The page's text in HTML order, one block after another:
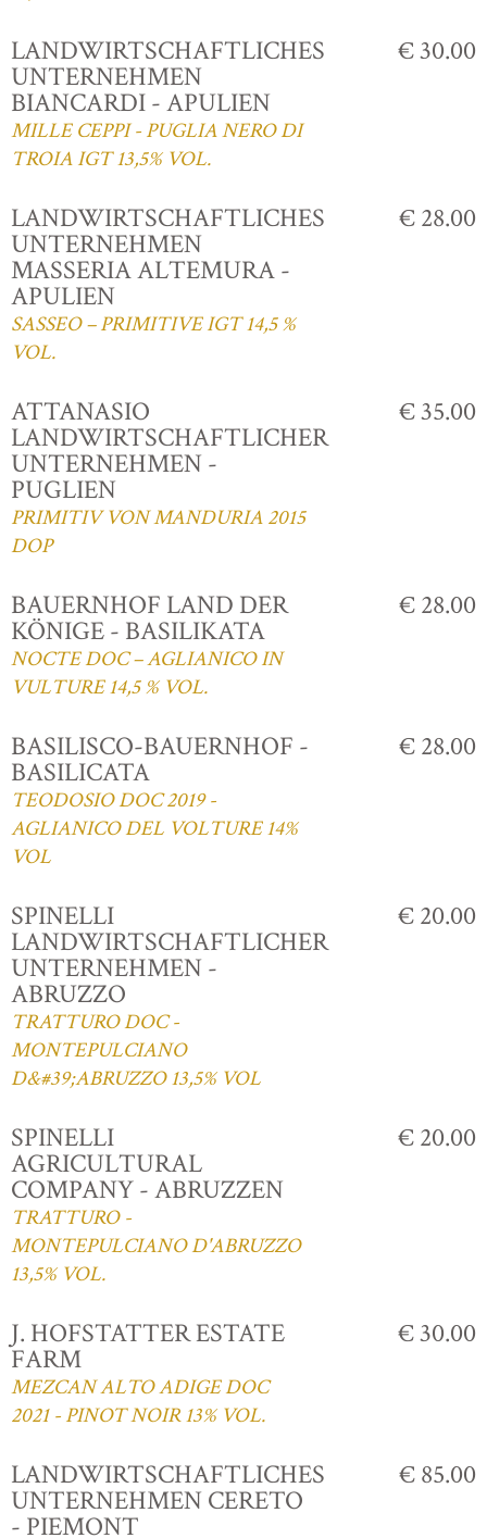
LANDWIRTSCHAFTLICHES
UNTERNEHMEN
BIANCARDI - APULIEN
MILLE CEPPI - PUGLIA NERO DI
TROIA IGT 13,5% VOL.
€ 30.00
LANDWIRTSCHAFTLICHES
UNTERNEHMEN
MASSERIA ALTEMURA -
APULIEN
SASSEO – PRIMITIVE IGT 14,5 %
VOL.
€ 28.00
ATTANASIO
LANDWIRTSCHAFTLICHER
UNTERNEHMEN -
PUGLIEN
PRIMITIV VON MANDURIA 2015
DOP
€ 35.00
BAUERNHOF LAND DER
KÖNIGE - BASILIKATA
NOCTE DOC – AGLIANICO IN
VULTURE 14,5 % VOL.
€ 28.00
BASILISCO-BAUERNHOF -
BASILICATA
TEODOSIO DOC 2019 -
AGLIANICO DEL VOLTURE 14%
VOL
€ 28.00
SPINELLI
LANDWIRTSCHAFTLICHER
UNTERNEHMEN -
ABRUZZO
TRATTURO DOC -
MONTEPULCIANO
D&#39;ABRUZZO 13,5% VOL
€ 20.00
SPINELLI
AGRICULTURAL
COMPANY - ABRUZZEN
TRATTURO -
MONTEPULCIANO D'ABRUZZO
13,5% VOL.
€ 20.00
J. HOFSTATTER ESTATE
FARM
MEZCAN ALTO ADIGE DOC
2021 - PINOT NOIR 13% VOL.
€ 30.00
LANDWIRTSCHAFTLICHES
UNTERNEHMEN CERETO
- PIEMONT
€ 85.00